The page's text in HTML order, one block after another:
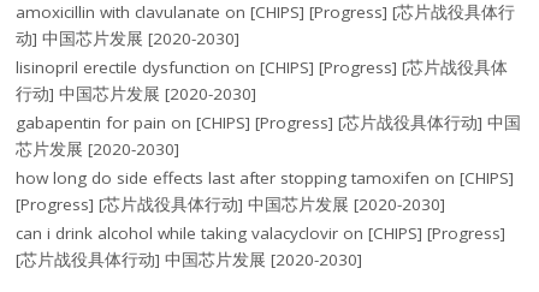
amoxicillin with clavulanate on[CHIPS] [Progress] [芯片战役具体行
动] 中国芯片发展 [2020-2030]
lisinopril erectile dysfunction on[CHIPS] [Progress] [芯片战役具体
行动] 中国芯片发展 [2020-2030]
gabapentin for pain on[CHIPS] [Progress] [芯片战役具体行动] 中国
芯片发展 [2020-2030]
how long do side effects last after stopping tamoxifen on[CHIPS]
[Progress] [芯片战役具体行动] 中国芯片发展 [2020-2030]
can i drink alcohol while taking valacyclovir on[CHIPS] [Progress]
[芯片战役具体行动] 中国芯片发展 [2020-2030]